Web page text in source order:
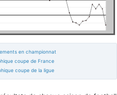
en championnat
coupe de France
coupe de la ligue